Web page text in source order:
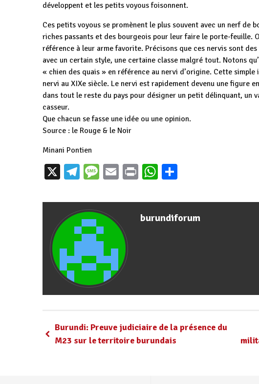
développent et les petits voyous foisonnent.
Ces petits voyous se promènent le plus souvent avec un nerf de
riches passants et des bourgeois pour leur faire le porte-feuille.
référence à leur arme favorite. Précisons que ces nervis sont
avec un certain style, une certaine classe malgré tout. Notons
« chien des quais » en référence au nervi d’origine. Cette
nervi au XIXe siècle. Le nervi est rapidement devenu une figure
dans tout le reste du pays pour désigner un petit délinquant, un
casseur.
Que chacun se fasse une idée ou une opinion.
Source : le Rouge & le Noir
Minani Pontien
X Telegram
Message
EmailPrintWhatsApp
burundiforum
Burundi: Preuve judiciaire de la présence du
M23 sur le territoire burundais